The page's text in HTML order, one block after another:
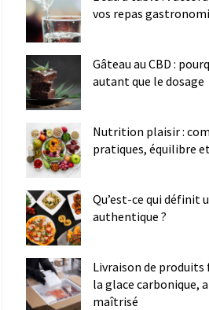
vos repas
Gâteau au CBD :
autant que le dosage
Nutrition plaisir :
pratiques, équilibre
Qu’est-ce qui définit
authentique ?
Livraison de produits
la glace carbonique,
maîtrisé